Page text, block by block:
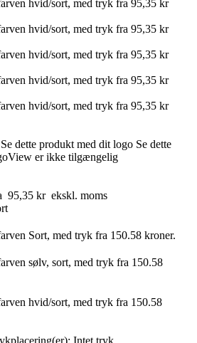
Se dette produkt med dit logo Se dette
er ikke tilgængelig
95,35 kr ekskl. moms
Intet tryk